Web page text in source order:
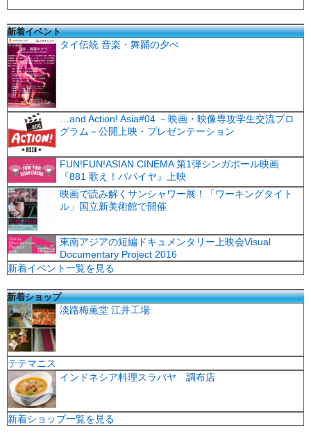
新着イベント
タイ伝統 音楽・舞踊の夕べ
…and Action! Asia#04 －映画・映像専攻学生交流プロ
グラム－公開上映・プレゼンテーション
FUN!FUN!ASIAN CINEMA 第1弾シンガポール映画
『881 歌え！パパイヤ』上映
映画で読み解くサンシャワー展！「ワーキングタイト
ル」国立新美術館で開催
東南アジアの短編ドキュメンタリー上映会Visual
Documentary Project 2016
新着イベント一覧を見る
新着ショップ
淡路梅薫堂 江井工場
テテマニス
インドネシア料理スラバヤ 調布店
新着ショップ一覧を見る